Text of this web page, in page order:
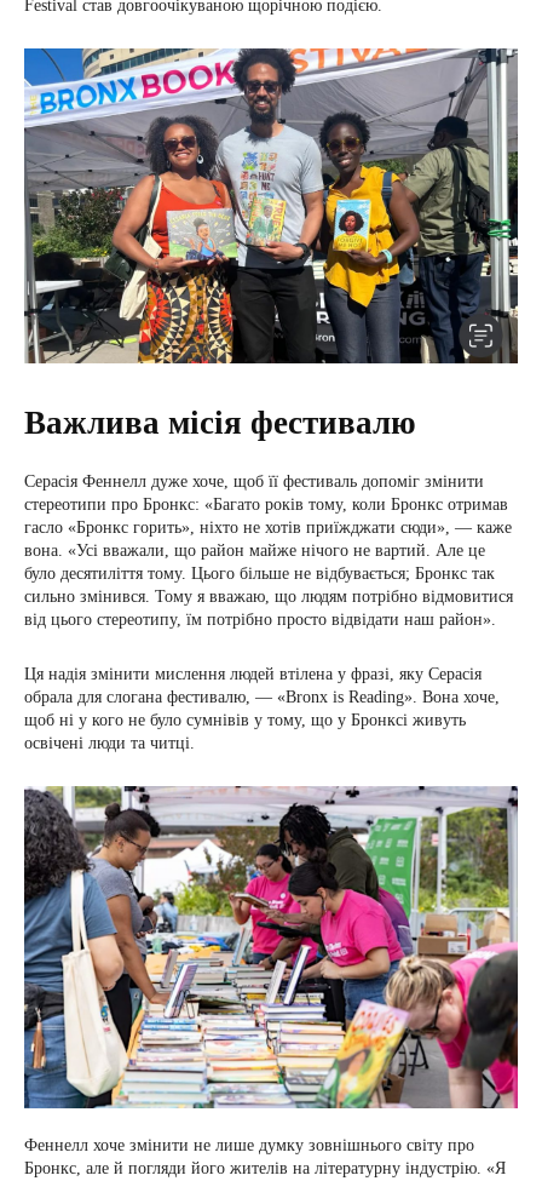
Festival став довгоочікуваною щорічною подією.
Важлива місія фестивалю
Серасія Феннелл дуже хоче, щоб її фестиваль допоміг змінити
стереотипи про Бронкс: «Багато років тому, коли Бронкс отримав
гасло «Бронкс горить», ніхто не хотів приїжджати сюди», — каже
вона. «Усі вважали, що район майже нічого не вартий. Але це
було десятиліття тому. Цього більше не відбувається; Бронкс так
сильно змінився. Тому я вважаю, що людям потрібно відмовитися
від цього стереотипу, їм потрібно просто відвідати наш район».
Ця надія змінити мислення людей втілена у фразі, яку Серасія
обрала для слогана фестивалю, — «Bronx is Reading». Вона хоче,
щоб ні у кого не було сумнівів у тому, що у Бронксі живуть
освічені люди та читці.
Феннелл хоче змінити не лише думку зовнішнього світу про
Бронкс, але й погляди його жителів на літературну індустрію. «Я